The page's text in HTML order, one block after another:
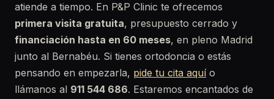
atiende a tiempo. En P&P Clinic te ofrecemos
primera visita gratuita, presupuesto cerrado y
financiación hasta en 60 meses, en pleno Madrid
junto al Bernabéu. Si tienes ortodoncia o estás
pensando en empezarla, pide tu cita aquío
llámanos al 911 544 686. Estaremos encantados de